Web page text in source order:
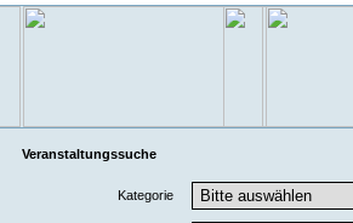
Veranstaltungssuche
Kategorie